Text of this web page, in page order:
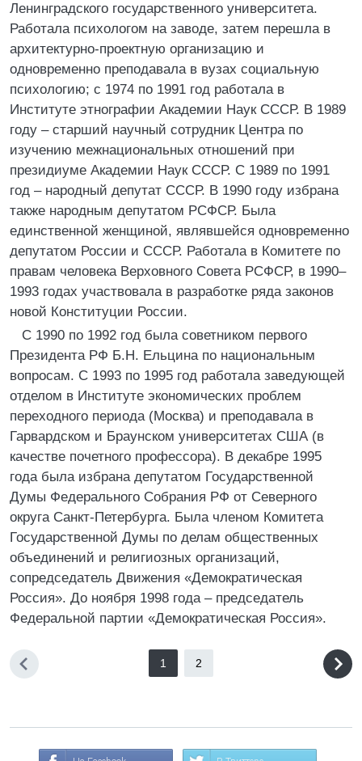
Ленинградского государственного университета.
Работала психологом на заводе, затем перешла в
архитектурно-проектную организацию и
одновременно преподавала в вузах социальную
психологию; с 1974 по 1991 год работала в
Институте этнографии Академии Наук СССР. В 1989
году – старший научный сотрудник Центра по
изучению межнациональных отношений при
президиуме Академии Наук СССР. С 1989 по 1991
год – народный депутат СССР. В 1990 году избрана
также народным депутатом РСФСР. Была
единственной женщиной, являвшейся одновременно
депутатом России и СССР. Работала в Комитете по
правам человека Верховного Совета РСФСР, в 1990–
1993 годах участвовала в разработке ряда законов
новой Конституции России.
С 1990 по 1992 год была советником первого
Президента РФ Б.Н. Ельцина по национальным
вопросам. С 1993 по 1995 год работала заведующей
отделом в Институте экономических проблем
переходного периода (Москва) и преподавала в
Гарвардском и Браунском университетах США (в
качестве почетного профессора). В декабре 1995
года была избрана депутатом Государственной
Думы Федерального Собрания РФ от Северного
округа Санкт-Петербурга. Была членом Комитета
Государственной Думы по делам общественных
объединений и религиозных организаций,
сопредседатель Движения «Демократическая
Россия». До ноября 1998 года – председатель
Федеральной партии «Демократическая Россия».
1 2